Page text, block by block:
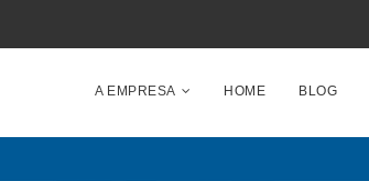
A EMPRESA HOME BLOG